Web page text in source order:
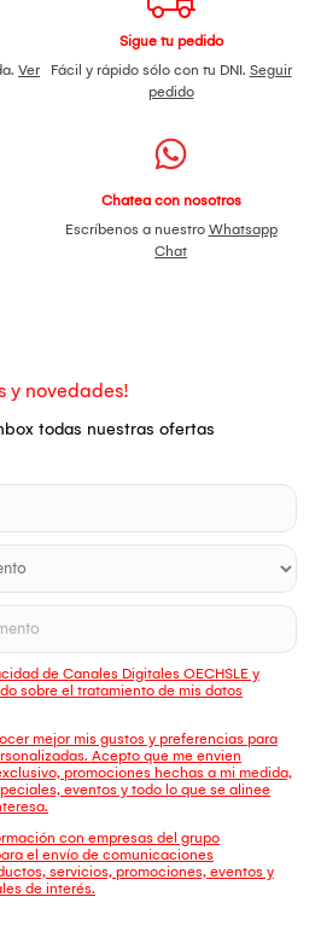
Ver
Sigue tu pedido
Fácil y rápido sólo con tu DNI. Seguir
pedido
Chatea con nosotros
Escríbenos a nuestro Whatsapp
Chat
y novedades!
todas nuestras ofertas
de Canales Digitales OECHSLE y
sobre el tratamiento de mis datos
mejor mis gustos y preferencias para
Acepto que me envien
promociones hechas a mi medida,
eventos y todo lo que se alinee
con empresas del grupo
el envío de comunicaciones
servicios, promociones, eventos y
de interés.